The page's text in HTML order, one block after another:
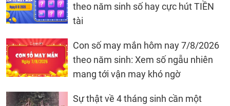
theo năm sinh số hay cực hút TIỀN
tài
Con số may mắn hôm nay 7/8/2026
theo năm sinh: Xem số ngẫu nhiên
mang tới vận may khó ngờ
Sự thật về 4 tháng sinh cần một